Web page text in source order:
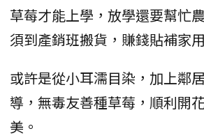
草莓才能上學，放學還要幫忙
須到產銷班搬貨，賺錢貼補家
或許是從小耳濡目染，加上鄰
導，無毒友善種草莓，順利開
美。